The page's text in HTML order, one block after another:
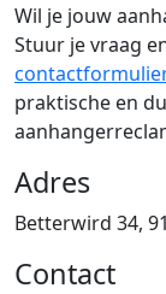
Wil je jouw
Stuur je vraag
contactformulier
praktische en
Adres
Betterwird 34,
Contact